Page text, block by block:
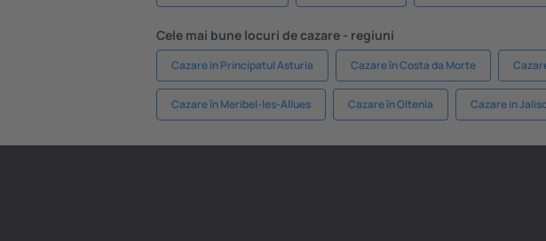
Cele mai bune locuri de cazare - regiuni
Cazare in Principatul Asturia Cazare în Costa da Morte
Cazare în Meribel-les-Allues Cazare în Oltenia Cazare in